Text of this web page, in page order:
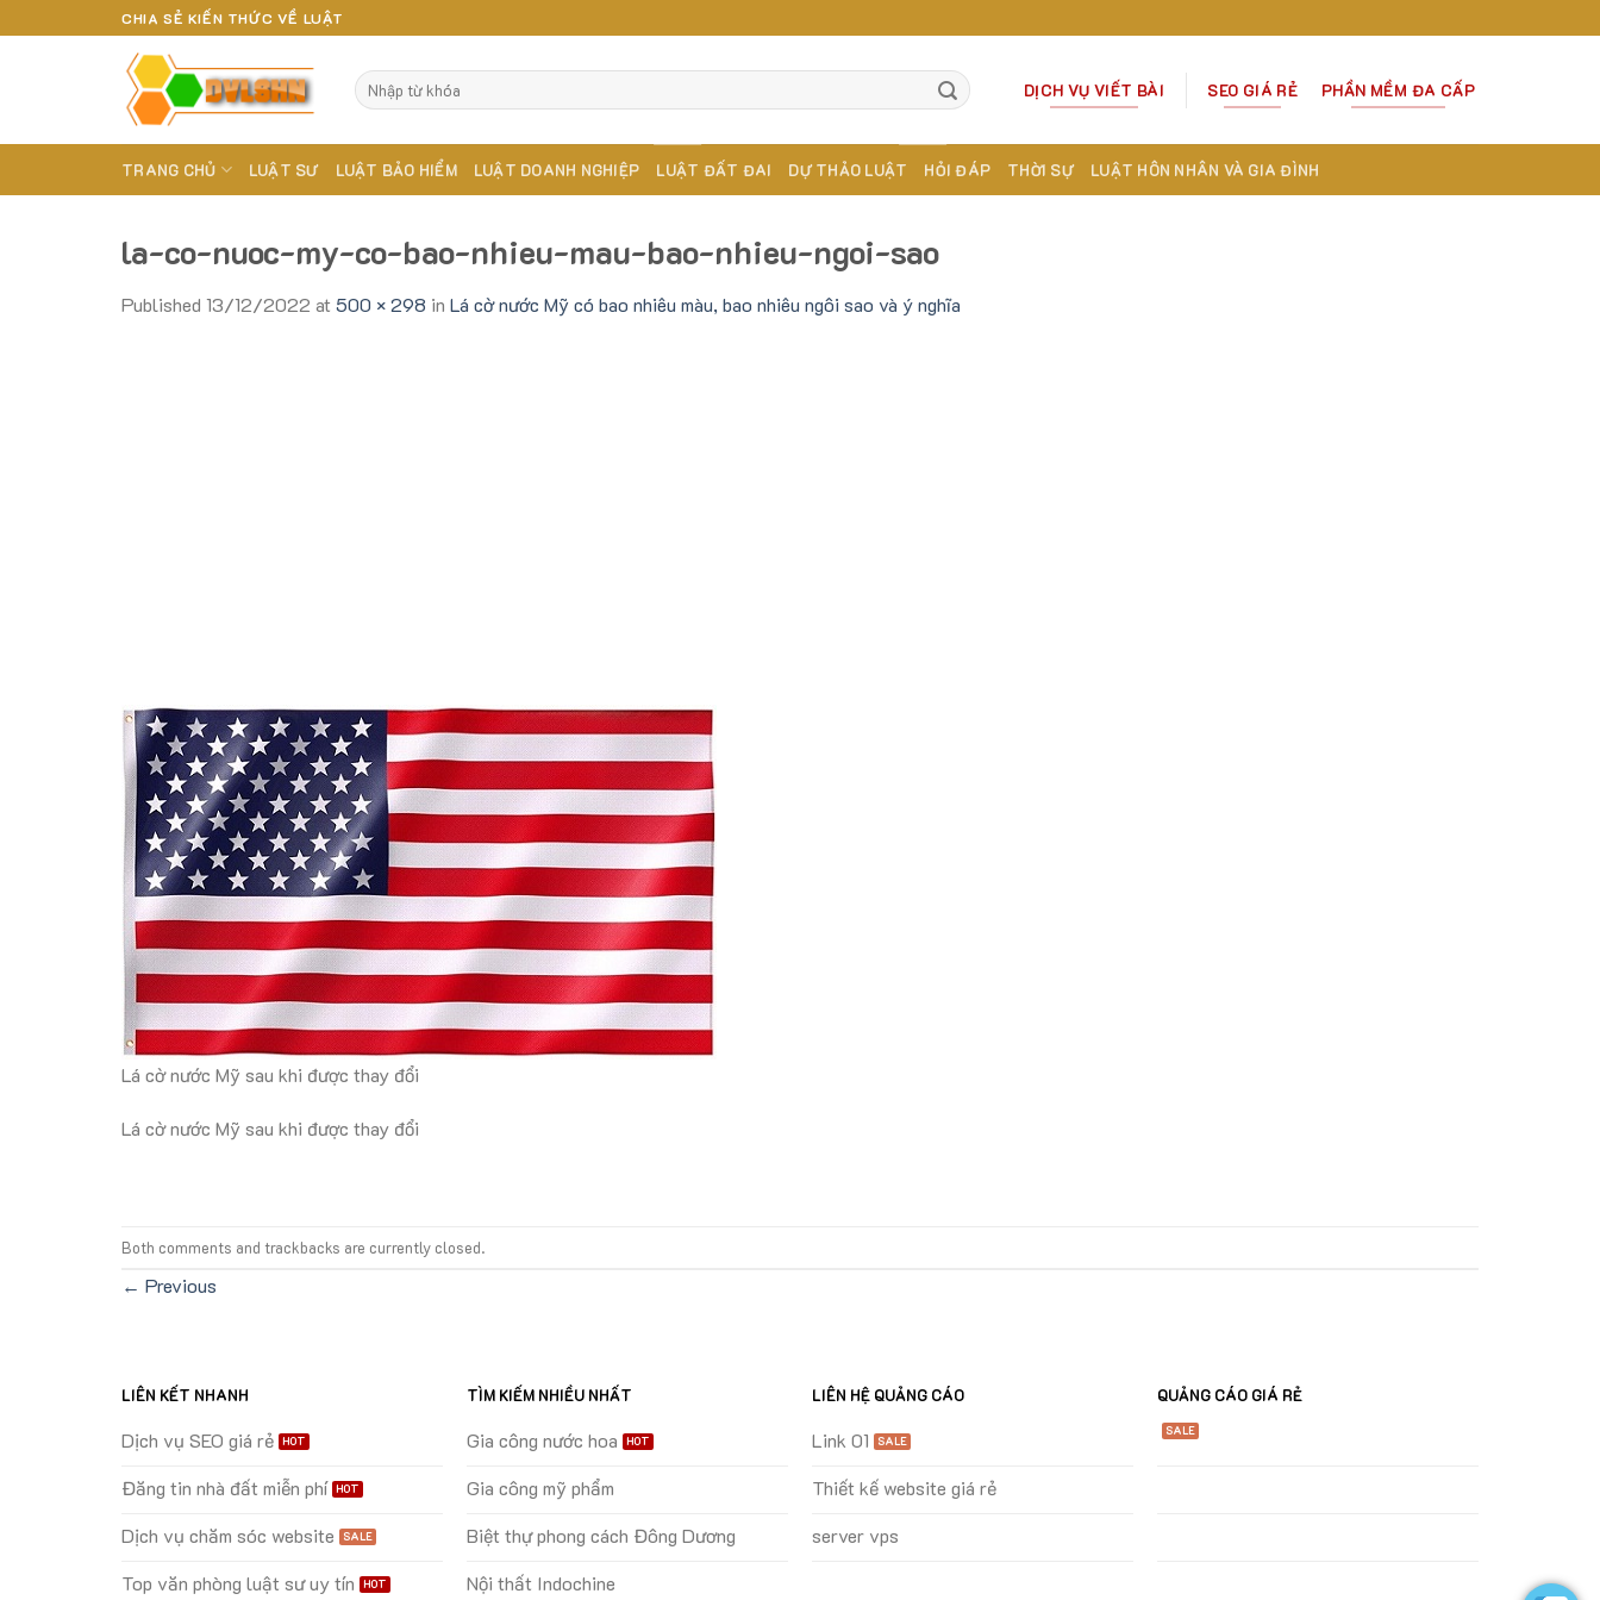
to
CHIA SẺ KIẾN THỨC VỀ LUẬT
DỊCH VỤ VIẾT BÀI SEO GIÁ RẺ PHẦN MỀM ĐA CẤP
TRANG CHỦ LUẬT SƯ LUẬT BẢO HIỂM LUẬT DOANH NGHIỆP LUẬT ĐẤT ĐAI DỰ THẢO LUẬT HỎI ĐÁP THỜI SỰ LUẬT HÔN NHÂN VÀ GIA ĐÌNH
la-co-nuoc-my-co-bao-nhieu-mau-bao-nhieu-ngoi-sao
Published 13/12/2022 at 500 × 298 in Lá cờ nước Mỹ có bao nhiêu màu, bao nhiêu ngôi sao và ý nghĩa
Lá cờ nước Mỹ sau khi được thay đổi
Lá cờ nước Mỹ sau khi được thay đổi
Both comments and trackbacks are currently closed.
← Previous
LIÊN KẾT NHANH
Dịch vụ SEO giá rẻ
Đăng tin nhà đất miễn phí
Dịch vụ chăm sóc website
Top văn phòng luật sư uy tín
TÌM KIẾM NHIỀU NHẤT
Gia công nước hoa
Gia công mỹ phẩm
Biệt thự phong cách Đông Dương
Nội thất Indochine
LIÊN HỆ QUẢNG CÁO
Link 01
Thiết kế website giá rẻ
server vps
QUẢNG CÁO GIÁ RẺ